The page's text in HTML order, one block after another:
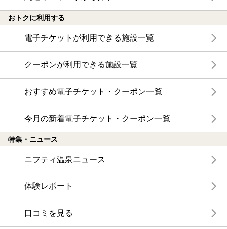
おトクに利用する
電子チケットが利用できる施設一覧
クーポンが利用できる施設一覧
おすすめ電子チケット・クーポン一覧
今月の新着電子チケット・クーポン一覧
特集・ニュース
ニフティ温泉ニュース
体験レポート
口コミを見る